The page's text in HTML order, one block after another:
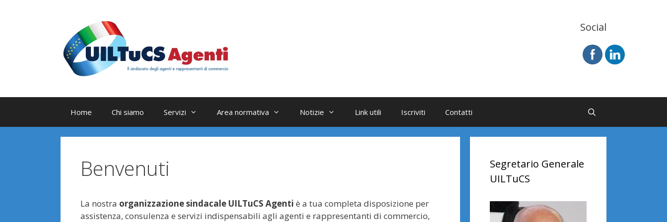
Social
Home Chi siamo Servizi Area normativa Notizie Link utili Iscriviti Contatti
Benvenuti
La nostra organizzazione sindacale UILTuCS Agenti è a tua completa disposizione per
assistenza, consulenza e servizi indispensabili agli agenti e rappresentanti di commercio,
Segretario Generale
UILTuCS